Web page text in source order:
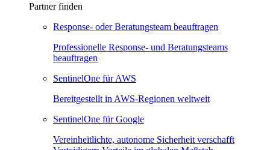
Partner finden
Response- oder Beratungsteam beauftragen
Professionelle Response- und Beratungsteams
beauftragen
SentinelOne für AWS
Bereitgestellt in AWS-Regionen weltweit
SentinelOne für Google
Vereinheitlichte, autonome Sicherheit verschafft